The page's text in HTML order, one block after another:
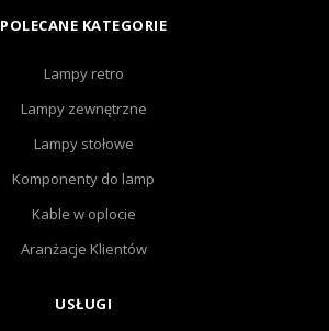
POLECANE KATEGORIE
Lampy retro
Lampy zewnętrzne
Lampy stołowe
Komponenty do lamp
Kable w oplocie
Aranżacje Klientów
USŁUGI